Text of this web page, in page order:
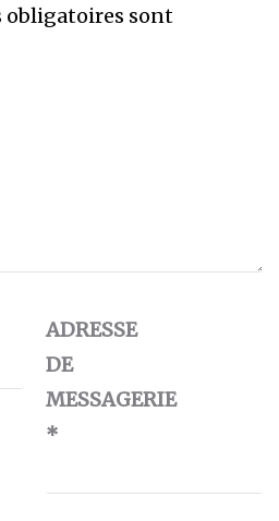
obligatoires sont
ADRESSE
DE
MESSAGERIE
*